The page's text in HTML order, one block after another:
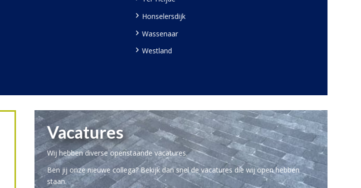
Honselersdijk
Wassenaar
Westland
Vacatures
Wij hebben diverse openstaande vacatures.
Ben jij onze nieuwe collega? Bekijk dan snel de vacatures die wij open hebben
staan.